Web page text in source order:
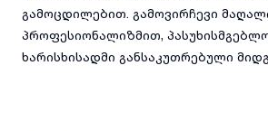
გამოცდილებით. გამოვირჩევი
პროფესიონალიზმით,
ხარისხისადმი განსაკუთრებული